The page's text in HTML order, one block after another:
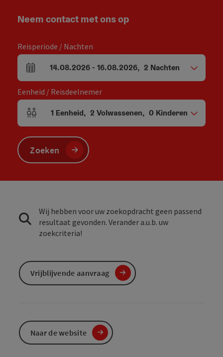
Neem contact met ons op
Reisperiode / Nachten
Velden voor aankomst en vertrek
14.08.2026- 16.08.2026, 2 Nachten
Eenheid / Reisdeelnemer
Aantal eenheden en persoonsvelden
1 Eenheid, 2 Volwassenen, 0 Kinderen
Zoeken
Wij hebben voor uw zoekopdracht geen passend
resultaat gevonden. Verander a.u.b. uw
zoekcriteria!
Vrijblijvende aanvraag
Naar de website